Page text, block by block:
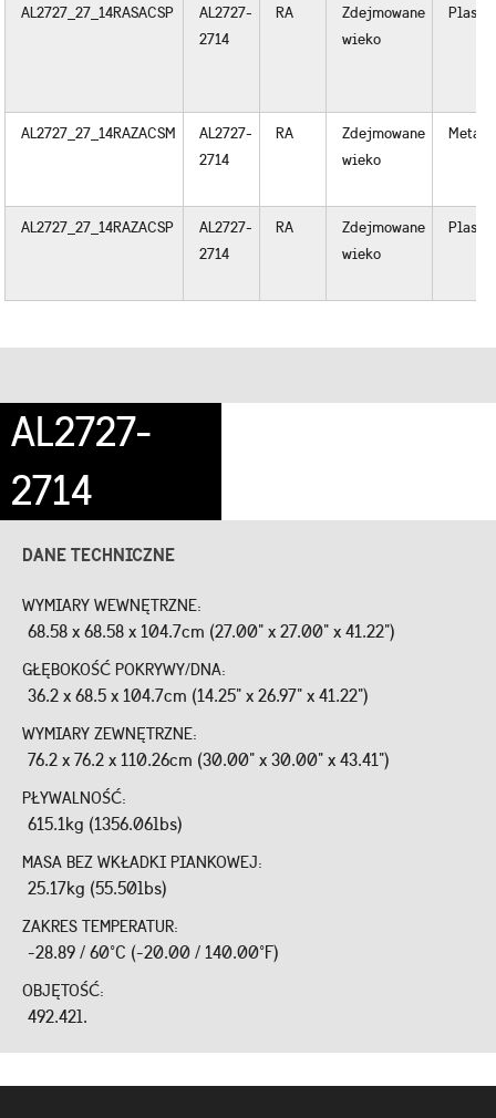
AL2727_27_14RASACSP
AL2727-
2714
RA
Zdejmowane
wieko
Plastik
AL2727_27_14RAZACSM
AL2727-
2714
RA
Zdejmowane
wieko
Metal
AL2727_27_14RAZACSP
AL2727-
2714
RA
Zdejmowane
wieko
Plastik
AL2727-
2714
DANE TECHNICZNE
WYMIARY WEWNĘTRZNE:
68.58 x 68.58 x 104.7cm (27.00" x 27.00" x 41.22")
GŁĘBOKOŚĆ POKRYWY/DNA:
36.2 x 68.5 x 104.7cm (14.25" x 26.97" x 41.22")
WYMIARY ZEWNĘTRZNE:
76.2 x 76.2 x 110.26cm (30.00" x 30.00" x 43.41")
PŁYWALNOŚĆ:
615.1kg (1356.06lbs)
MASA BEZ WKŁADKI PIANKOWEJ:
25.17kg (55.50lbs)
ZAKRES TEMPERATUR:
-28.89 / 60°C (-20.00 / 140.00°F)
OBJĘTOŚĆ:
492.42l.